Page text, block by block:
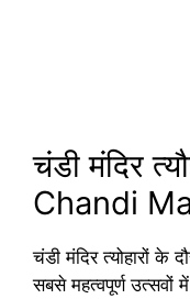
चंडी मंदिर
Chandi
चंडी मंदिर त्योहारों के
सबसे महत्वपूर्ण उत्सवों